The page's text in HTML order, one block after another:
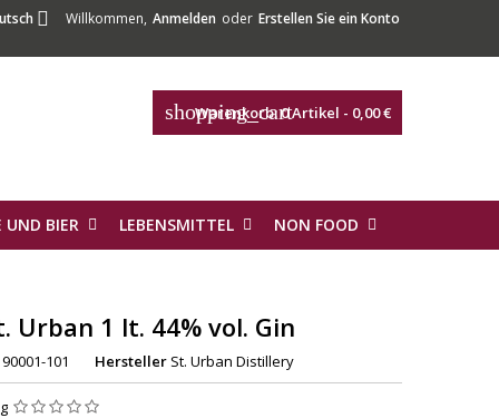
Willkommen, Anmelden oder Erstellen Sie ein Konto

shopping_cart
Warenkorb:0Artikel - 0,00 €
UND BIER LEBENSMITTEL NON FOOD
Urban 1 lt. 44% vol. Gin
90001-101 Hersteller St. Urban Distillery